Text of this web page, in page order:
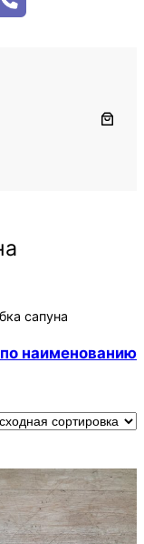
сапуна
по наименованию